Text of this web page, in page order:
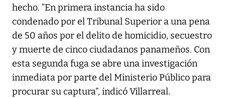
hecho. “En primera instancia ha sido
condenado por el Tribunal Superior a una pena
de 50 años por el delito de homicidio, secuestro
y muerte de cinco ciudadanos panameños. Con
esta segunda fuga se abre una investigación
inmediata por parte del Ministerio Público para
procurar su captura”, indicó Villarreal.